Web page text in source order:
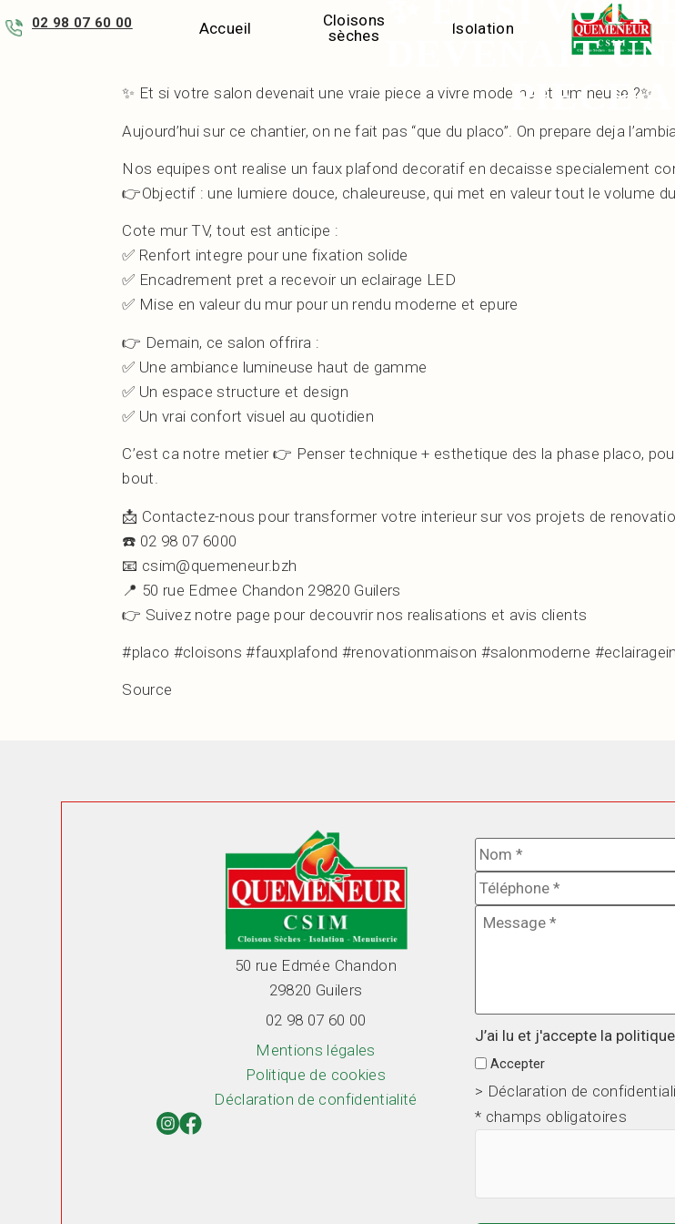
02 98 07 60 00 Accueil
Cloisons
sèches
Isolation
✨ ET SI
DEVENAIT
PIECE
✨ Et si votre salon devenait une vraie piece a vivre moderne et lumineuse ?✨
Aujourd’hui sur ce chantier, on ne fait pas “que du placo”. On prepare deja
Nos equipes ont realise un faux plafond decoratif en decaisse specialement
👉Objectif : une lumiere douce, chaleureuse, qui met en valeur tout le volume
Cote mur TV, tout est anticipe :
✅ Renfort integre pour une fixation solide
✅ Encadrement pret a recevoir un eclairage LED
✅ Mise en valeur du mur pour un rendu moderne et epure
👉 Demain, ce salon offrira :
✅ Une ambiance lumineuse haut de gamme
✅ Un espace structure et design
✅ Un vrai confort visuel au quotidien
C’est ca notre metier 👉 Penser technique + esthetique des la phase placo,
bout.
📩 Contactez-nous pour transformer votre interieur sur vos projets de
☎️ 02 98 07 6000
📧 csim@quemeneur.bzh
📍 50 rue Edmee Chandon 29820 Guilers
👉 Suivez notre page pour decouvrir nos realisations et avis clients
#placo #cloisons #fauxplafond #renovationmaison #salonmoderne
Source
50 rue Edmée Chandon
29820 Guilers
02 98 07 60 00
Mentions légales
Politique de cookies
Déclaration de confidentialité
Nom *
Téléphone
Message *
J’ai lu et j'accepte la
Accepter
> Déclaration de
* champs obligatoires